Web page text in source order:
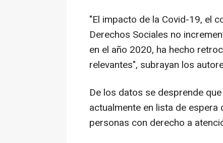
"El impacto de la Covid-19, el
Derechos Sociales no
en el año 2020, ha hecho
relevantes", subrayan los
De los datos se desprende
actualmente en lista de espera
personas con derecho a